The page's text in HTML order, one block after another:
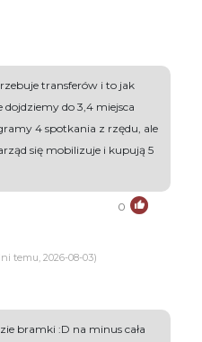
transferów i to jak
dojdziemy do 3,4 miejsca
4 spotkania z rzędu, ale
się mobilizuje i kupują 5
0
temu, 2026-08-03)
bramki :D na minus cała